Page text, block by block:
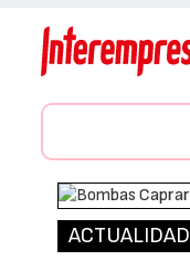
ACTUALIDAD